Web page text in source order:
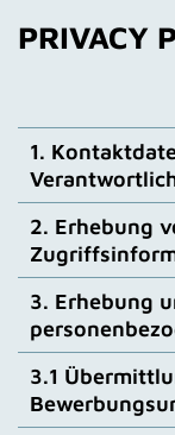
PRIVACY
1.
Filmakademie
Akademiehof 10
Ludwigsburg
E-Mail:
Als
Herr Stephan
2. Erhebung
Bei jedem
automatisch
Browser an uns
1. IP-Adresse
zugreifenden
3. Erhebung
Wir verwenden
auf dieser
angeführten
3.1